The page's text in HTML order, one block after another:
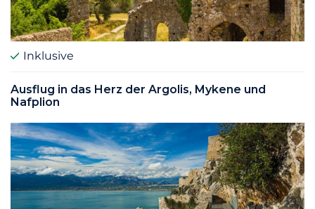
Inklusive
Ausflug in das Herz der Argolis, Mykene und
Nafplion